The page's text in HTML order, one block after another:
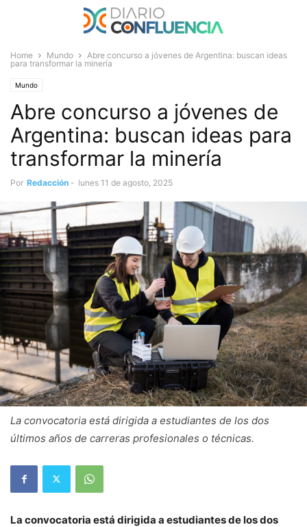
Home Mundo
Abre concurso a jóvenes de Argentina: buscan ideas
para transformar la minería
Mundo
Abre concurso a jóvenes de
Argentina: buscan ideas para
transformar la minería
Por Redacción - lunes 11 de agosto, 2025
La convocatoria está dirigida a estudiantes de los dos
últimos años de carreras profesionales o técnicas.
La convocatoria está dirigida a estudiantes de los dos